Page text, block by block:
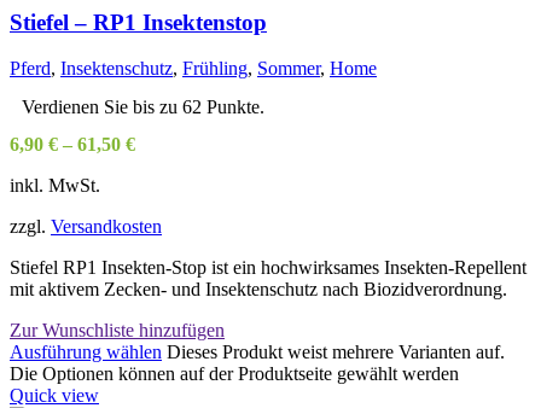
Stiefel – RP1 Insektenstop
Pferd, Insektenschutz, Frühling, Sommer, Home
Verdienen Sie bis zu 62 Punkte.
6,90 € – 61,50 €
inkl. MwSt.
zzgl. Versandkosten
Stiefel RP1 Insekten-Stop ist ein hochwirksames Insekten-Repellent
mit aktivem Zecken- und Insektenschutz nach Biozidverordnung.
Zur Wunschliste hinzufügen
Ausführung wählen Dieses Produkt weist mehrere Varianten auf.
Die Optionen können auf der Produktseite gewählt werden
Quick view